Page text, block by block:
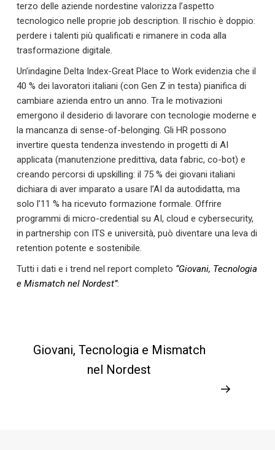
terzo delle aziende nordestine valorizza l’aspetto
tecnologico nelle proprie job description. Il rischio è doppio:
perdere i talenti più qualificati e rimanere in coda alla
trasformazione digitale.
Un’indagine Delta Index-Great Place to Work evidenzia che il
40 % dei lavoratori italiani (con Gen Z in testa) pianifica di
cambiare azienda entro un anno. Tra le motivazioni
emergono il desiderio di lavorare con tecnologie moderne e
la mancanza di sense-of-belonging. Gli HR possono
invertire questa tendenza investendo in progetti di AI
applicata (manutenzione predittiva, data fabric, co-bot) e
creando percorsi di upskilling: il 75 % dei giovani italiani
dichiara di aver imparato a usare l’AI da autodidatta, ma
solo l’11 % ha ricevuto formazione formale. Offrire
programmi di micro-credential su AI, cloud e cybersecurity,
in partnership con ITS e università, può diventare una leva di
retention potente e sostenibile.
Tutti i dati e i trend nel report completo “Giovani, Tecnologia
e Mismatch nel Nordest”:
Giovani, Tecnologia e Mismatch
nel Nordest
→